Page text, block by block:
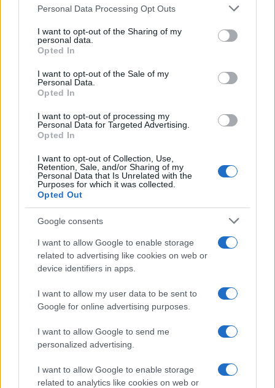
Please note that this website/app uses one or more Google
not limited to your visit or usage behaviour. You may click to
grant or deny consent to Google and its third-party tags to
use your data for below specified purposes in below Google
consent section.
Personal Data Processing Opt Outs
I want to opt-out of the Sharing of my
personal data.
Opted In
I want to opt-out of the Sale of my
Personal Data.
Opted In
I want to opt-out of processing my
Personal Data for Targeted Advertising.
Opted In
I want to opt-out of Collection, Use,
Retention, Sale, and/or Sharing of my
Personal Data that Is Unrelated with the
Purposes for which it was collected.
Opted Out
Google consents
I want to allow Google to enable storage
related to advertising like cookies on web or
device identifiers in apps.
I want to allow my user data to be sent to
Google for online advertising purposes.
I want to allow Google to send me
personalized advertising.
I want to allow Google to enable storage
related to analytics like cookies on web or
Continua a leggere
FOCUS PMI